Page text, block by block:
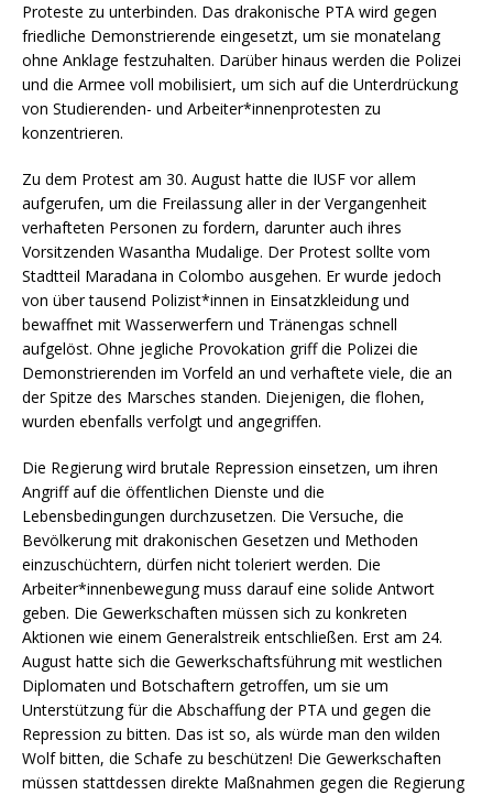
Proteste zu unterbinden. Das drakonische PTA wird gegen
friedliche Demonstrierende eingesetzt, um sie monatelang
ohne Anklage festzuhalten. Darüber hinaus werden die Polizei
und die Armee voll mobilisiert, um sich auf die Unterdrückung
von Studierenden- und Arbeiter*innenprotesten zu
konzentrieren.
Zu dem Protest am 30. August hatte die IUSF vor allem
aufgerufen, um die Freilassung aller in der Vergangenheit
verhafteten Personen zu fordern, darunter auch ihres
Vorsitzenden Wasantha Mudalige. Der Protest sollte vom
Stadtteil Maradana in Colombo ausgehen. Er wurde jedoch
von über tausend Polizist*innen in Einsatzkleidung und
bewaffnet mit Wasserwerfern und Tränengas schnell
aufgelöst. Ohne jegliche Provokation griff die Polizei die
Demonstrierenden im Vorfeld an und verhaftete viele, die an
der Spitze des Marsches standen. Diejenigen, die flohen,
wurden ebenfalls verfolgt und angegriffen.
Die Regierung wird brutale Repression einsetzen, um ihren
Angriff auf die öffentlichen Dienste und die
Lebensbedingungen durchzusetzen. Die Versuche, die
Bevölkerung mit drakonischen Gesetzen und Methoden
einzuschüchtern, dürfen nicht toleriert werden. Die
Arbeiter*innenbewegung muss darauf eine solide Antwort
geben. Die Gewerkschaften müssen sich zu konkreten
Aktionen wie einem Generalstreik entschließen. Erst am 24.
August hatte sich die Gewerkschaftsführung mit westlichen
Diplomaten und Botschaftern getroffen, um sie um
Unterstützung für die Abschaffung der PTA und gegen die
Repression zu bitten. Das ist so, als würde man den wilden
Wolf bitten, die Schafe zu beschützen! Die Gewerkschaften
müssen stattdessen direkte Maßnahmen gegen die Regierung